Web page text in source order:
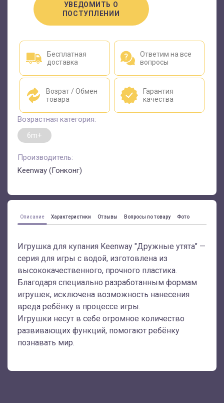
УВЕДОМИТЬ О
ПОСТУПЛЕНИИ
Бесплатная
доставка
Ответим на все
вопросы
Возрат / Обмен
товара
Гарантия
качества
Возрастная категория:
6m+
Производитель:
Keenway (Гонконг)
Описание Характеристики Отзывы Вопросы по товару Фото
Игрушка для купания Keenway "Дружные утята" —
серия для игры с водой, изготовлена из
высококачественного, прочного пластика.
Благодаря специально разработанным формам
игрушек, исключена возможность нанесения
вреда ребёнку в процессе игры.
Игрушки несут в себе огромное количество
развивающих функций, помогают ребёнку
познавать мир.